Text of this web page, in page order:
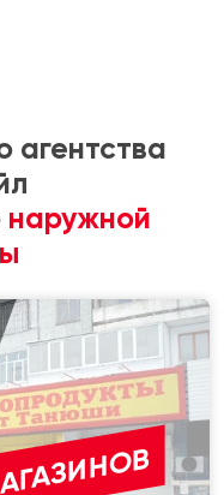
агентства
наружной